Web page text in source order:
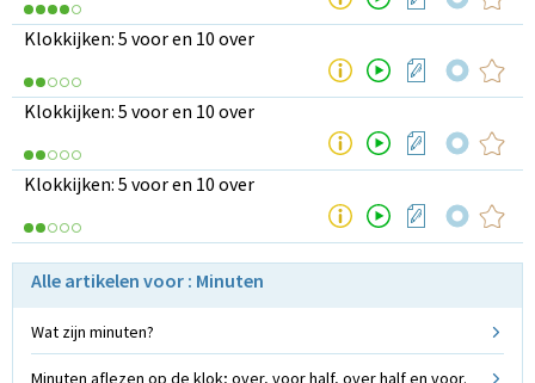
Klokkijken: 5 voor en 10 over
Klokkijken: 5 voor en 10 over
Klokkijken: 5 voor en 10 over
Alle artikelen voor : Minuten
Wat zijn minuten?
Minuten aflezen op de klok; over, voor half, over half en voor.